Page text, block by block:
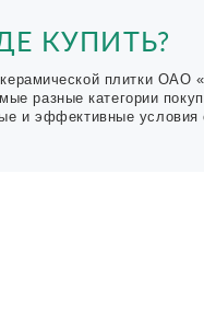
КУПИТЬ?
плитки ОАО
разные категории
и эффективные условия